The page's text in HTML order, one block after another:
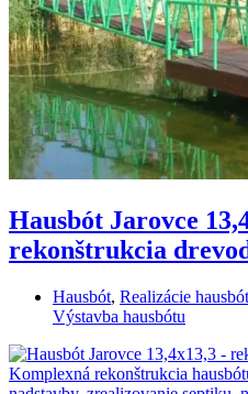
Hausbót Jarovce
rekonštrukcia
Hausbót, Realizácie
Výstavba hausbótu